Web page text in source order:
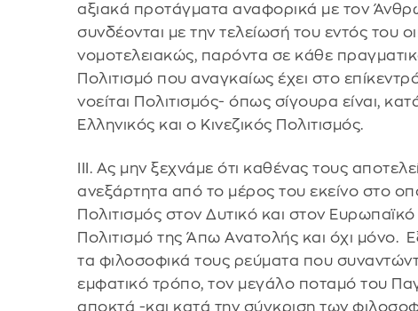
αξιακά προτάγματα αναφορικά με τον
συνδέονται με την τελείωσή του εντός του
νομοτελειακώς, παρόντα σε κάθε
Πολιτισμό που αναγκαίως έχει στο
νοείται Πολιτισμός- όπως σίγουρα είναι,
Ελληνικός και ο Κινεζικός Πολιτισμός.
ΙΙΙ. Ας μην ξεχνάμε ότι καθένας τους
ανεξάρτητα από το μέρος του εκείνο στο
Πολιτισμός στον Δυτικό και στον Ευρωπαϊκό
Πολιτισμό της Άπω Ανατολής και όχι μόνο.
τα φιλοσοφικά τους ρεύματα που
εμφατικό τρόπο, τον μεγάλο ποταμό του
αποκτά -και κατά την σύγκριση των